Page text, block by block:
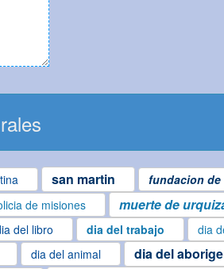
san martin fundacion de
de misiones muerte de
del libro dia del trabajo dia
dia del animal dia del